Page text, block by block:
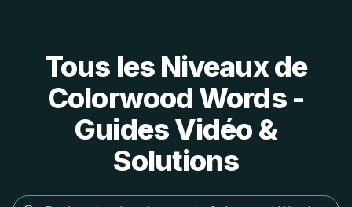
Tous les Niveaux de
Colorwood Words -
Guides Vidéo &
Solutions